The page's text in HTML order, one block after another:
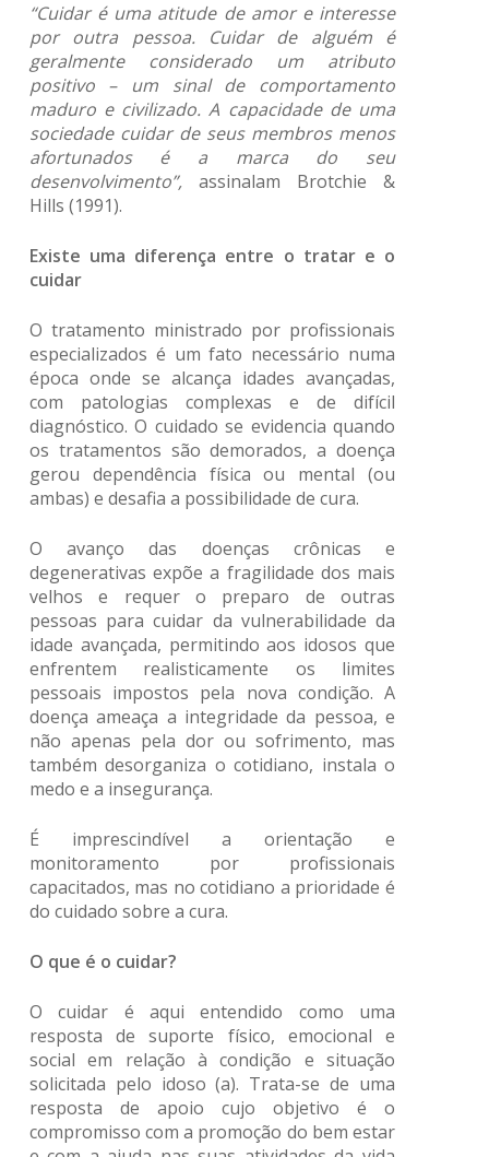
“Cuidar é uma atitude de amor e interesse
por outra pessoa. Cuidar de alguém é
geralmente considerado um atributo
positivo – um sinal de comportamento
maduro e civilizado. A capacidade de uma
sociedade cuidar de seus membros menos
afortunados é a marca do seu
desenvolvimento”, assinalam Brotchie &
Hills (1991).
Existe uma diferença entre o tratar e o
cuidar
O tratamento ministrado por profissionais
especializados é um fato necessário numa
época onde se alcança idades avançadas,
com patologias complexas e de difícil
diagnóstico. O cuidado se evidencia quando
os tratamentos são demorados, a doença
gerou dependência física ou mental (ou
ambas) e desafia a possibilidade de cura.
O avanço das doenças crônicas e
degenerativas expõe a fragilidade dos mais
velhos e requer o preparo de outras
pessoas para cuidar da vulnerabilidade da
idade avançada, permitindo aos idosos que
enfrentem realisticamente os limites
pessoais impostos pela nova condição. A
doença ameaça a integridade da pessoa, e
não apenas pela dor ou sofrimento, mas
também desorganiza o cotidiano, instala o
medo e a insegurança.
É imprescindível a orientação e
monitoramento por profissionais
capacitados, mas no cotidiano a prioridade é
do cuidado sobre a cura.
O que é o cuidar?
O cuidar é aqui entendido como uma
resposta de suporte físico, emocional e
social em relação à condição e situação
solicitada pelo idoso (a). Trata-se de uma
resposta de apoio cujo objetivo é o
compromisso com a promoção do bem estar